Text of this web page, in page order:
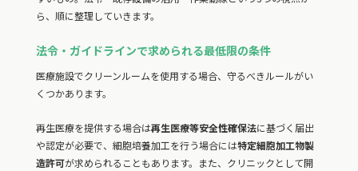
ら、順に整理していきます。
法令・ガイドラインで求められる最低限の条件
医療施設でクリーンルームを使用する場合、守るべきルールがい
くつかあります。
再生医療を提供する場合は再生医療等安全性確保法に基づく届出
や認定が必要で、細胞培養加工を行う場合には特定細胞加工物製
造許可が求められることもあります。また、クリニックとして開